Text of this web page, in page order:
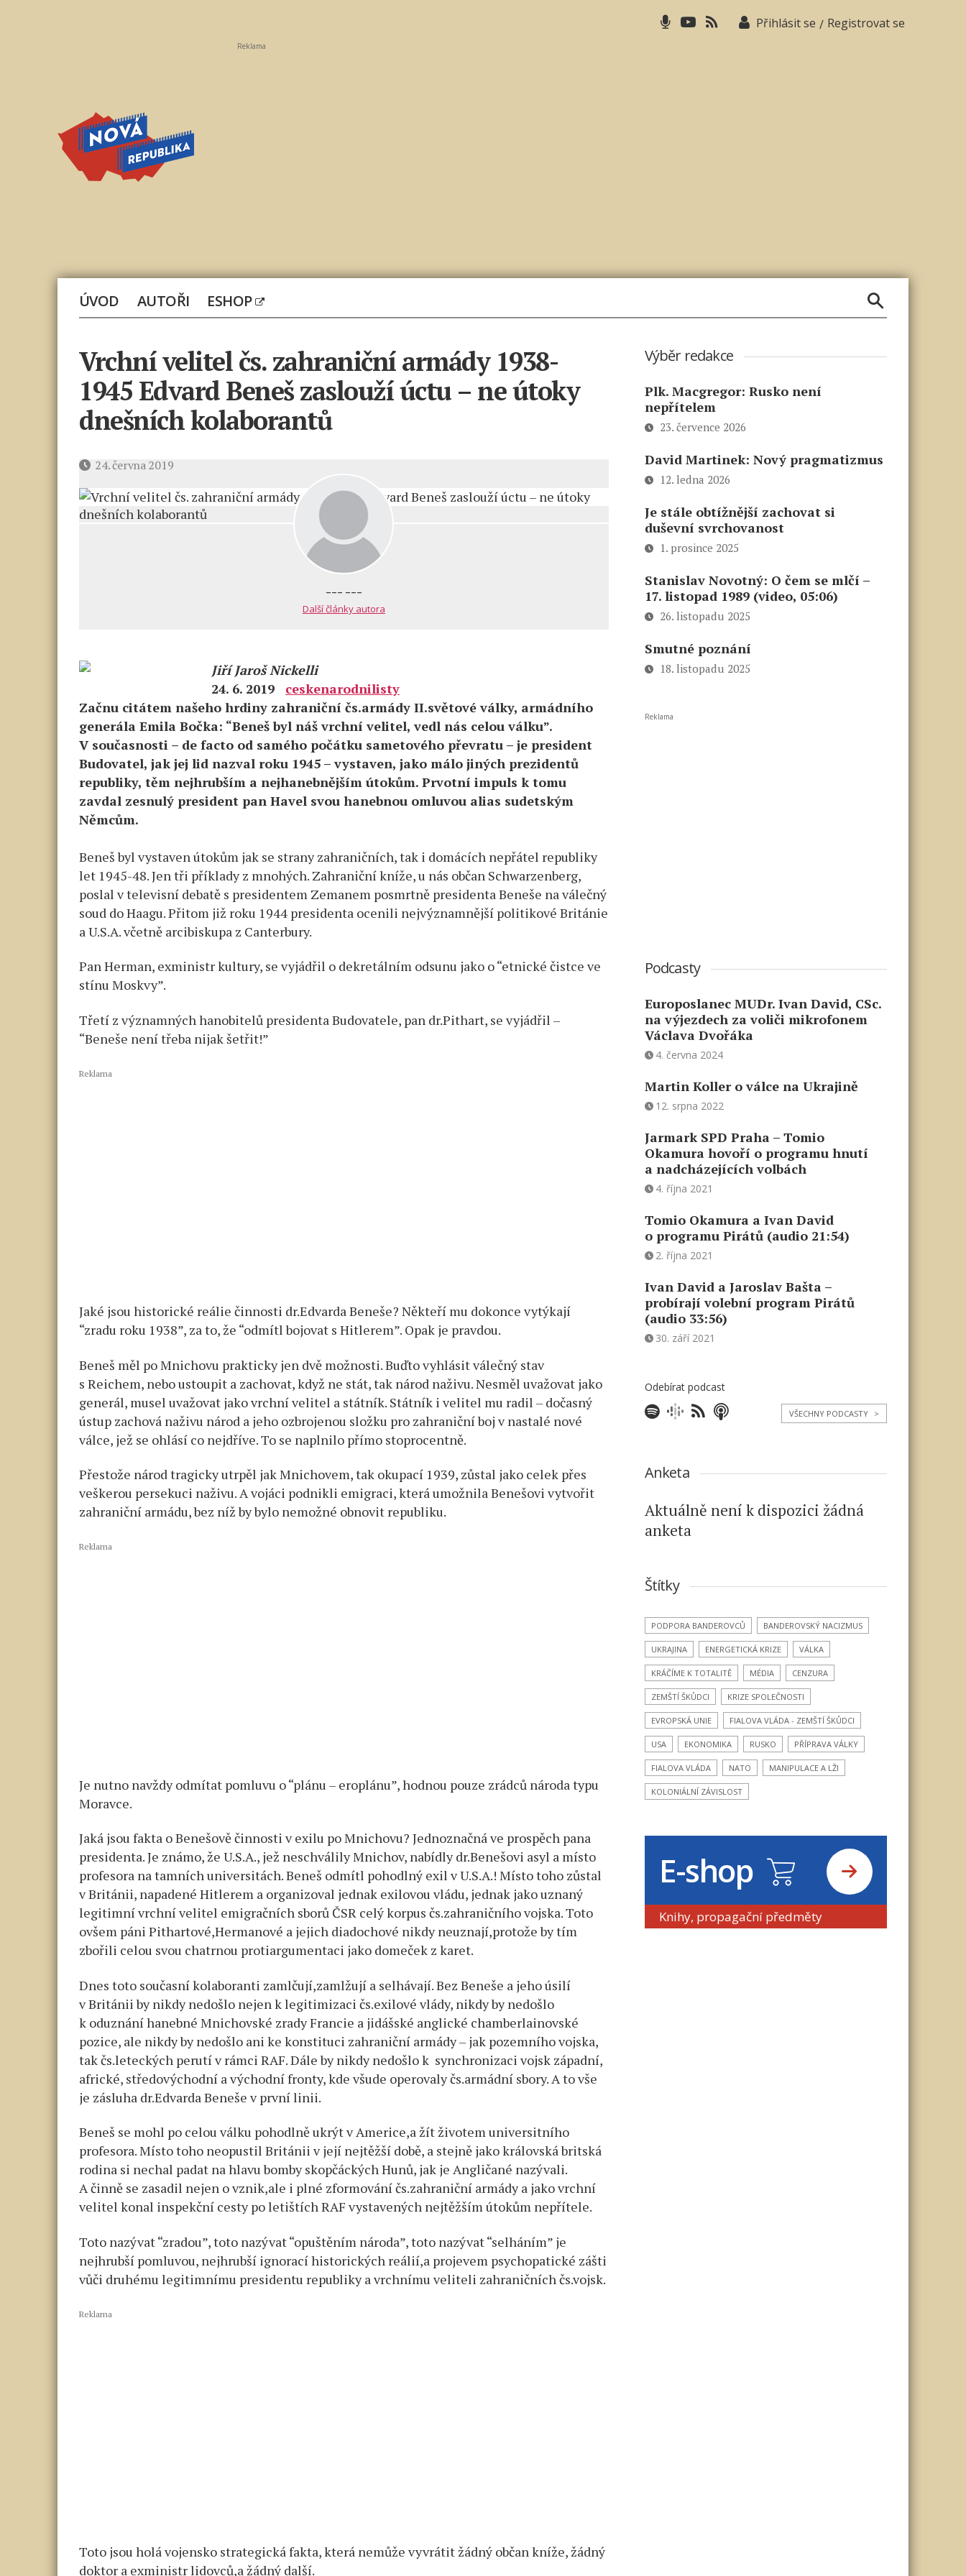
Přihlásit se / Registrovat se
Reklama
ÚVOD AUTOŘI ESHOP
Vrchní velitel čs. zahraniční armády 1938-
1945 Edvard Beneš zaslouží úctu – ne útoky
dnešních kolaborantů
Datum24. června 2019
--- ---
Další články autora
Jiří Jaroš Nickelli
24. 6. 2019 ceskenarodnilisty
Začnu citátem našeho hrdiny zahraniční čs.armády II.světové války, armádního
generála Emila Bočka: “Beneš byl náš vrchní velitel, vedl nás celou válku”.
V současnosti – de facto od samého počátku sametového převratu – je president
Budovatel, jak jej lid nazval roku 1945 – vystaven, jako málo jiných prezidentů
republiky, těm nejhrubším a nejhanebnějším útokům. Prvotní impuls k tomu
zavdal zesnulý president pan Havel svou hanebnou omluvou alias sudetským
Němcům.
Beneš byl vystaven útokům jak se strany zahraničních, tak i domácích nepřátel republiky
let 1945-48. Jen tři příklady z mnohých. Zahraniční kníže, u nás občan Schwarzenberg,
poslal v televisní debatě s presidentem Zemanem posmrtně presidenta Beneše na válečný
soud do Haagu. Přitom již roku 1944 presidenta ocenili nejvýznamnější politikové Británie
a U.S.A. včetně arcibiskupa z Canterbury.
Pan Herman, exministr kultury, se vyjádřil o dekretálním odsunu jako o “etnické čistce ve
stínu Moskvy”.
Třetí z významných hanobitelů presidenta Budovatele, pan dr.Pithart, se vyjádřil –
“Beneše není třeba nijak šetřit!”
Reklama
Jaké jsou historické reálie činnosti dr.Edvarda Beneše? Někteří mu dokonce vytýkají
“zradu roku 1938”, za to, že “odmítl bojovat s Hitlerem”. Opak je pravdou.
Beneš měl po Mnichovu prakticky jen dvě možnosti. Buďto vyhlásit válečný stav
s Reichem, nebo ustoupit a zachovat, když ne stát, tak národ naživu. Nesměl uvažovat jako
generál, musel uvažovat jako vrchní velitel a státník. Státník i velitel mu radil – dočasný
ústup zachová naživu národ a jeho ozbrojenou složku pro zahraniční boj v nastalé nové
válce, jež se ohlásí co nejdříve. To se naplnilo přímo stoprocentně.
Přestože národ tragicky utrpěl jak Mnichovem, tak okupací 1939, zůstal jako celek přes
veškerou persekuci naživu. A vojáci podnikli emigraci, která umožnila Benešovi vytvořit
zahraniční armádu, bez níž by bylo nemožné obnovit republiku.
Reklama
Je nutno navždy odmítat pomluvu o “plánu – eroplánu”, hodnou pouze zrádců národa typu
Moravce.
Jaká jsou fakta o Benešově činnosti v exilu po Mnichovu? Jednoznačná ve prospěch pana
presidenta. Je známo, že U.S.A., jež neschválily Mnichov, nabídly dr.Benešovi asyl a místo
profesora na tamních universitách. Beneš odmítl pohodlný exil v U.S.A.! Místo toho zůstal
v Británii, napadené Hitlerem a organizoval jednak exilovou vládu, jednak jako uznaný
legitimní vrchní velitel emigračních sborů ČSR celý korpus čs.zahraničního vojska. Toto
ovšem páni Pithartové,Hermanové a jejich diadochové nikdy neuznají,protože by tím
zbořili celou svou chatrnou protiargumentaci jako domeček z karet.
Dnes toto současní kolaboranti zamlčují,zamlžují a selhávají. Bez Beneše a jeho úsilí
v Británii by nikdy nedošlo nejen k legitimizaci čs.exilové vlády, nikdy by nedošlo
k oduznání hanebné Mnichovské zrady Francie a jidášské anglické chamberlainovské
pozice, ale nikdy by nedošlo ani ke konstituci zahraniční armády – jak pozemního vojska,
tak čs.leteckých perutí v rámci RAF. Dále by nikdy nedošlo k synchronizaci vojsk západní,
africké, středovýchodní a východní fronty, kde všude operovaly čs.armádní sbory. A to vše
je zásluha dr.Edvarda Beneše v první linii.
Beneš se mohl po celou válku pohodlně ukrýt v Americe,a žít životem universitního
profesora. Místo toho neopustil Británii v její nejtěžší době, a stejně jako královská britská
rodina si nechal padat na hlavu bomby skopčáckých Hunů, jak je Angličané nazývali.
A činně se zasadil nejen o vznik,ale i plné zformování čs.zahraniční armády a jako vrchní
velitel konal inspekční cesty po letištích RAF vystavených nejtěžším útokům nepřítele.
Toto nazývat “zradou”, toto nazývat “opuštěním národa”, toto nazývat “selháním” je
nejhrubší pomluvou, nejhrubší ignorací historických reálií,a projevem psychopatické zášti
vůči druhému legitimnímu presidentu republiky a vrchnímu veliteli zahraničních čs.vojsk.
Reklama
Toto jsou holá vojensko strategická fakta, která nemůže vyvrátit žádný občan kníže, žádný
doktor a exministr lidovců,a žádný další.
Výběr redakce
Plk. Macgregor: Rusko není
nepřítelem
23. července 2026
David Martinek: Nový pragmatizmus
12. ledna 2026
Je stále obtížnější zachovat si
duševní svrchovanost
1. prosince 2025
Stanislav Novotný: O čem se mlčí –
17. listopad 1989 (video, 05:06)
26. listopadu 2025
Smutné poznání
18. listopadu 2025
Reklama
Podcasty
Europoslanec MUDr. Ivan David, CSc.
na výjezdech za voliči mikrofonem
Václava Dvořáka
4. června 2024
Martin Koller o válce na Ukrajině
12. srpna 2022
Jarmark SPD Praha – Tomio
Okamura hovoří o programu hnutí
a nadcházejících volbách
4. října 2021
Tomio Okamura a Ivan David
o programu Pirátů (audio 21:54)
2. října 2021
Ivan David a Jaroslav Bašta –
probírají volební program Pirátů
(audio 33:56)
30. září 2021
Odebírat podcast
VŠECHNY PODCASTY >
Anketa
Aktuálně není k dispozici žádná
anketa
Štítky
PODPORA BANDEROVCŮ BANDEROVSKÝ NACIZMUS
UKRAJINA ENERGETICKÁ KRIZE VÁLKA
KRÁČÍME K TOTALITĚ MÉDIA CENZURA
ZEMŠTÍ ŠKŮDCI KRIZE SPOLEČNOSTI
EVROPSKÁ UNIE FIALOVA VLÁDA - ZEMŠTÍ ŠKŮDCI
USA EKONOMIKA RUSKO PŘÍPRAVA VÁLKY
FIALOVA VLÁDA NATO MANIPULACE A LŽI
KOLONIÁLNÍ ZÁVISLOST
E-shop
Knihy, propagační předměty